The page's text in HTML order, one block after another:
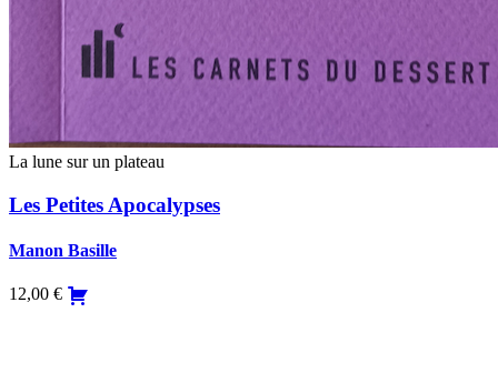
La lune sur un plateau
Les Petites Apocalypses
Manon Basille
12,00 €